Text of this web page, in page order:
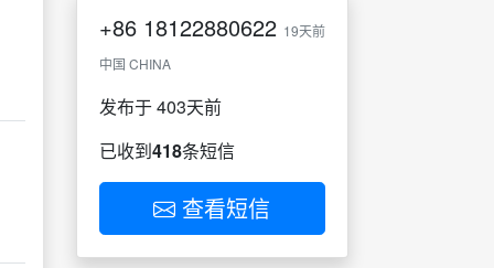
+86 18122880622 19天前
中国 CHINA
发布于 403天前
已收到418条短信
查看短信